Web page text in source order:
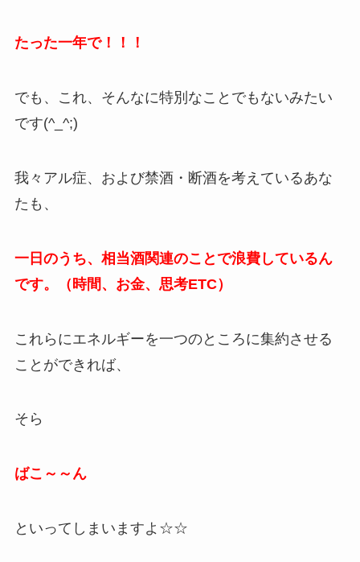
たった一年で！！！
でも、これ、そんなに特別なことでもないみたい
です(^_^;)
我々アル症、および禁酒・断酒を考えているあな
たも、
一日のうち、相当酒関連のことで浪費しているん
です。（時間、お金、思考ETC）
これらにエネルギーを一つのところに集約させる
ことができれば、
そら
ばこ～～ん
といってしまいますよ☆☆